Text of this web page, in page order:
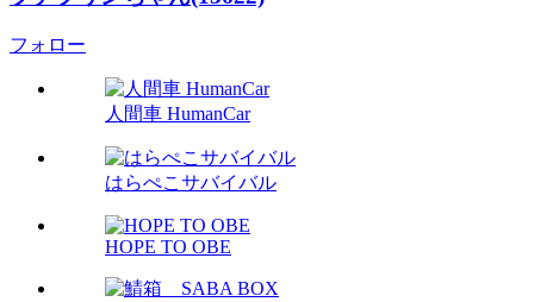
フォロー
人間車 HumanCar
はらぺこサバイバル
HOPE TO OBE